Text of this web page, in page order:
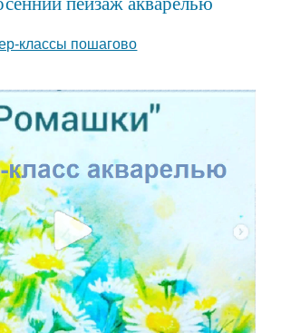
классы пошагово